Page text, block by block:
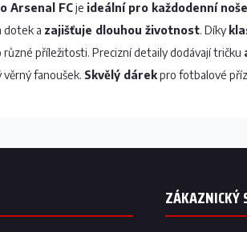
Arsenal FCje ideální pro každodenní
dotek a zajišťuje dlouhou životnost. Díky
různé příležitosti. Precizní detaily dodávají tričku
věrný fanoušek. Skvělý dárekpro fotbalové